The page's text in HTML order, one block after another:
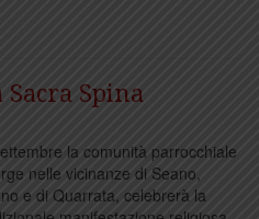
Spina
la comunità parrocchiale
nelle vicinanze di Seano,
e di Quarrata, celebrerà la